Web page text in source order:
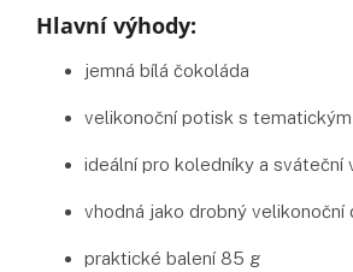
Hlavní výhody:
jemná bílá čokoláda
velikonoční potisk s
ideální pro koledníky a sváteční
vhodná jako drobný velikonoční
praktické balení 85 g